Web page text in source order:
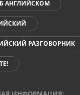
АНГЛИЙСКОМ
РАЗГОВОРНИК